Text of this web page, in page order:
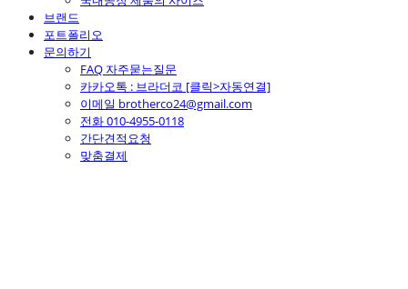
브랜드
포트폴리오
문의하기
FAQ 자주묻는질문
카카오톡 : 브라더코 [클릭>자동연결]
이메일 brotherco24@gmail.com
전화 010-4955-0118
간단견적요청
맞춤결제